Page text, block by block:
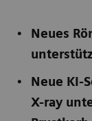
Neues
Neue KI-
X-ray